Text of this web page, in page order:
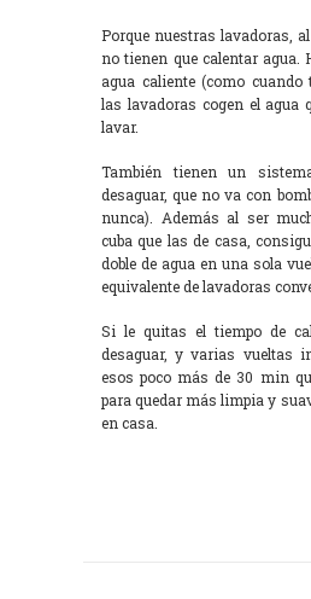
Porque nuestras lavadoras,
no tienen que calentar agua.
agua caliente (como cuando
las lavadoras cogen el agua
lavar.
También tienen un
desaguar, que no va con
nunca). Además al ser
cuba que las de casa,
doble de agua en una sola
equivalente de lavadoras
Si le quitas el tiempo de
desaguar, y varias vueltas
esos poco más de 30 min
para quedar más limpia y
en casa.